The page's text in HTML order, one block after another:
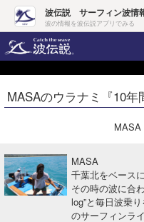
波伝説 サーフィン波情
波の情報を波伝説アプリでみる
ヘルプ マイホ
ログイン
波情報･概況
WAVE HUNTER波予想ツー
MASAのウラナミ『10年
MASA
MASA
千葉北をベース
その時の波に合
log”と毎日波乗
のサーフィンラ
Core Surf Japan
ファッション/グッズ
アート＆エンタメ